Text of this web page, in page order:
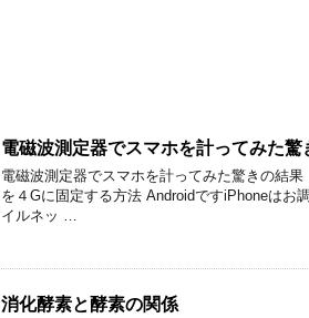
電磁波測定器でスマホを計ってみた驚
電磁波測定器でスマホを計ってみた驚きの結
を４Gに固定する方法 AndroidですiPhoneは
イルネッ …
消化酵素と酵素の関係